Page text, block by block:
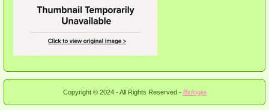
Copyright © 2024 - All Rights Reserved - Biologija